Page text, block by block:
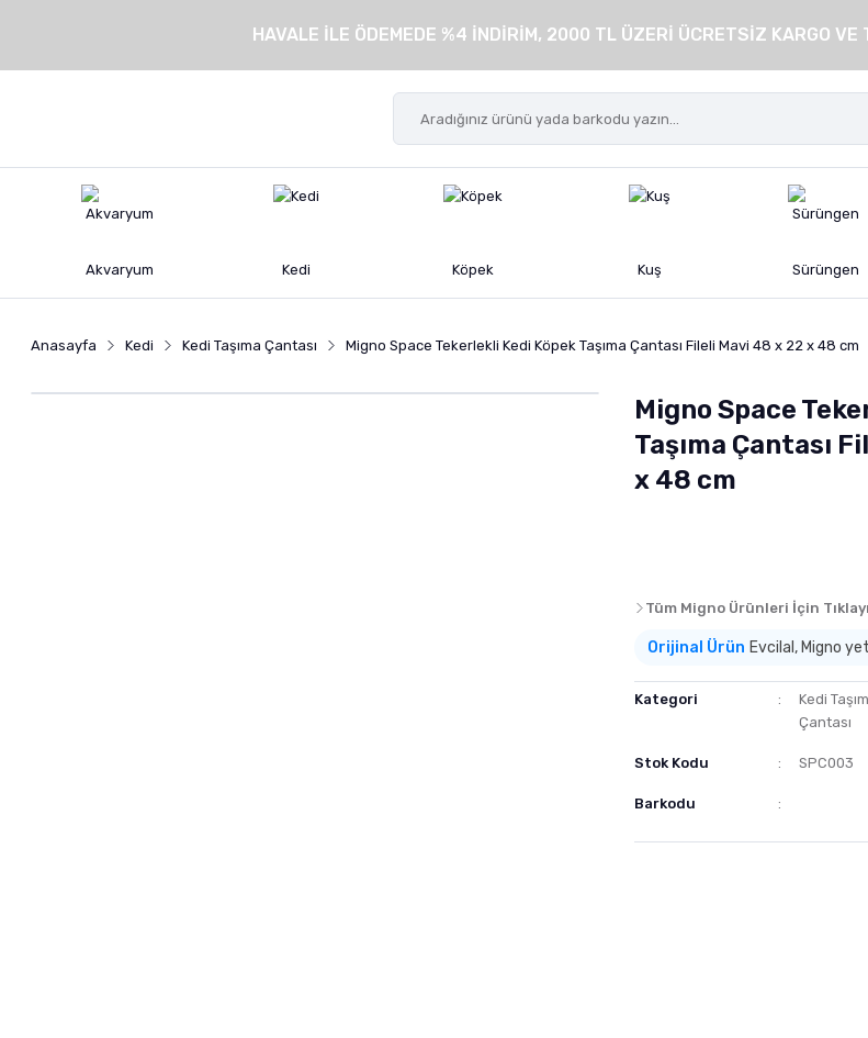
HAVALE İLE ÖDEMEDE %4 İNDİRİM, 2000 TL ÜZERİ ÜCRETSİZ KARGO
Akvaryum Kedi Köpek Kuş Sürüngen
Anasayfa Kedi Kedi Taşıma Çantası Migno Space Tekerlekli Kedi Köpek Taşıma Çantası Fileli Mavi 48 x 22 x 48 cm
Migno Space
Taşıma Çantası
x 48 cm
Tüm Migno Ürünleri İçin
Orijinal Ürün Evcilal, Migno
Kategori Kedi
Çantası
Stok Kodu SPC003
Barkodu